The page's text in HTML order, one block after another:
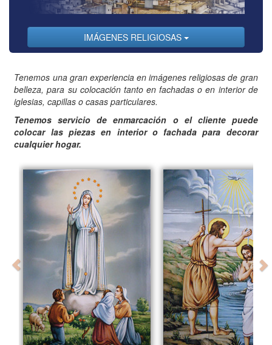
IMÁGENES RELIGIOSAS
Tenemos una gran experiencia en imágenes religiosas de gran
belleza, para su colocación tanto en fachadas o en interior de
iglesias, capillas o casas particulares.
Tenemos servicio de enmarcación o el cliente puede
colocar las piezas en interior o fachada para decorar
cualquier hogar.